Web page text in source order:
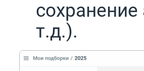
сохранение
т.д.).